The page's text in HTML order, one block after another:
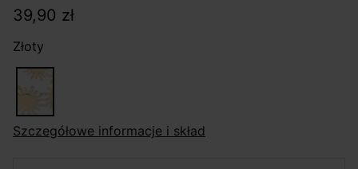
39,90 zł
Złoty
szczegółowe informacje i skład